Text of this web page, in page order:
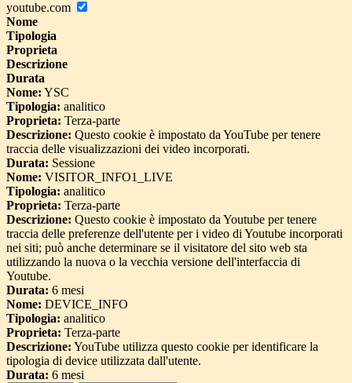
youtube.com
Nome
Tipologia
Proprieta
Descrizione
Durata
Nome: YSC
Tipologia: analitico
Proprieta: Terza-parte
Descrizione: Questo cookie è impostato da YouTube per tenere
traccia delle visualizzazioni dei video incorporati.
Durata: Sessione
Nome: VISITOR_INFO1_LIVE
Tipologia: analitico
Proprieta: Terza-parte
Descrizione: Questo cookie è impostato da Youtube per tenere
traccia delle preferenze dell'utente per i video di Youtube incorporati
nei siti; può anche determinare se il visitatore del sito web sta
utilizzando la nuova o la vecchia versione dell'interfaccia di
Youtube.
Durata: 6 mesi
Nome: DEVICE_INFO
Tipologia: analitico
Proprieta: Terza-parte
Descrizione: YouTube utilizza questo cookie per identificare la
tipologia di device utilizzata dall'utente.
Durata: 6 mesi